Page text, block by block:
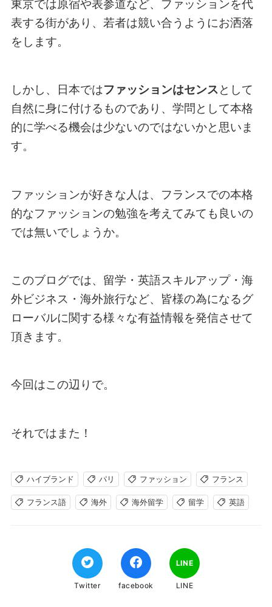
東京では原宿や表参道など、ファッションを代
表する街があり、若者は競い合うようにお洒落
をします。
しかし、日本ではファッションはセンスとして
自然に身に付けるものであり、学問として本格
的に学べる機会は少ないのではないかと思いま
す。
ファッションが好きな人は、フランスでの本格
的なファッションの勉強を考えてみても良いの
では無いでしょうか。
このブログでは、留学・英語スキルアップ・海
外ビジネス・海外旅行など、皆様の為になるグ
ローバルに関する様々な有益情報を発信させて
頂きます。
今回はこの辺りで。
それではまた！
ハイブランド パリ ファッション フランス
フランス語 海外 海外留学 留学 英語
Twitter facebook
LINE
LINE